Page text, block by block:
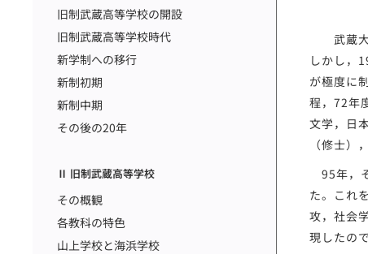
旧制武蔵高等学校の開設
旧制武蔵高等学校時代
新学制への移行
新制初期
新制中期
その後の20年
Ⅱ 旧制武蔵高等学校
その概観
各教科の特色
山上学校と海浜学校
武蔵大
しかし，
が極度に
程，72年
文学，日
（修士）
95年，
た。これ
攻，社会
現したの